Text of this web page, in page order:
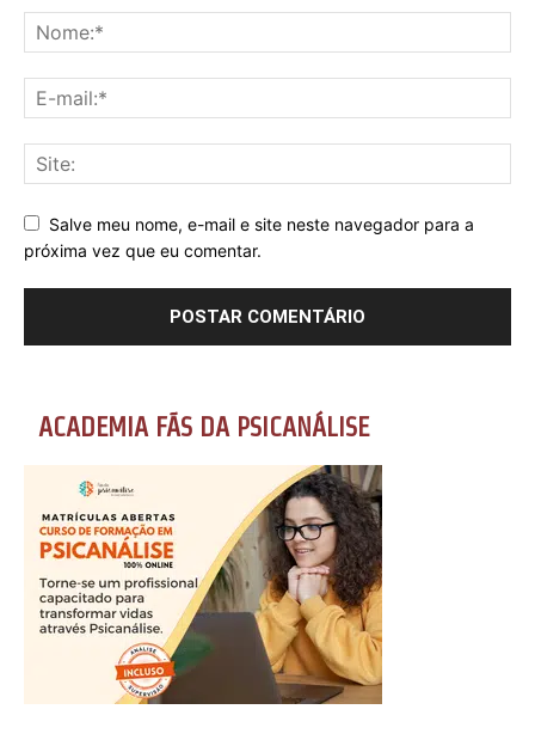
Salve meu nome, e-mail e site neste navegador para a
próxima vez que eu comentar.
ACADEMIA FÃS DA PSICANÁLISE